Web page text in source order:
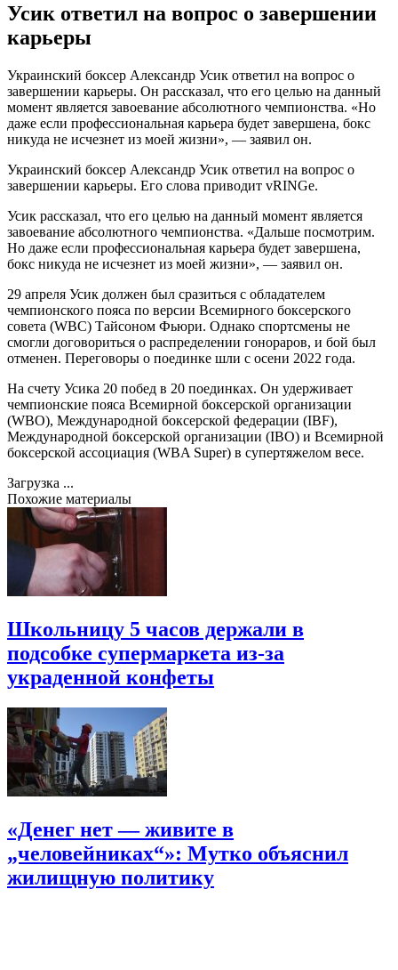
Усик ответил на вопрос о завершении
карьеры
Украинский боксер Александр Усик ответил на вопрос о
завершении карьеры. Он рассказал, что его целью на данный
момент является завоевание абсолютного чемпионства. «Но
даже если профессиональная карьера будет завершена, бокс
никуда не исчезнет из моей жизни», — заявил он.
Украинский боксер Александр Усик ответил на вопрос о
завершении карьеры. Его слова приводит vRINGe.
Усик рассказал, что его целью на данный момент является
завоевание абсолютного чемпионства. «Дальше посмотрим.
Но даже если профессиональная карьера будет завершена,
бокс никуда не исчезнет из моей жизни», — заявил он.
29 апреля Усик должен был сразиться с обладателем
чемпионского пояса по версии Всемирного боксерского
совета (WBC) Тайсоном Фьюри. Однако спортсмены не
смогли договориться о распределении гонораров, и бой был
отменен. Переговоры о поединке шли с осени 2022 года.
На счету Усика 20 побед в 20 поединках. Он удерживает
чемпионские пояса Всемирной боксерской организации
(WBO), Международной боксерской федерации (IBF),
Международной боксерской организации (IBO) и Всемирной
боксерской ассоциация (WBA Super) в супертяжелом весе.
Загрузка ...
Похожие материалы
Школьницу 5 часов держали в
подсобке супермаркета из-за
украденной конфеты
«Денег нет — живите в
„человейниках“»: Мутко объяснил
жилищную политику